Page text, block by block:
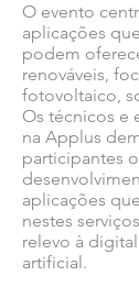
O evento
aplicações
podem
renováveis,
fotovoltaico,
Os técnicos e
na Applus
participantes
aplicações
nestes
relevo à
artificial.